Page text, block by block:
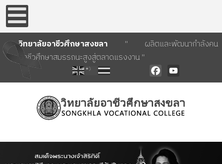
วิทยาลัยอาชีวศึกษาสงขลา " ผลิตและพัฒนากำลังคน
อาชีวศึกษาสมรรถนะสูงสู่ตลาดแรงงาน "
FacebookYouTube